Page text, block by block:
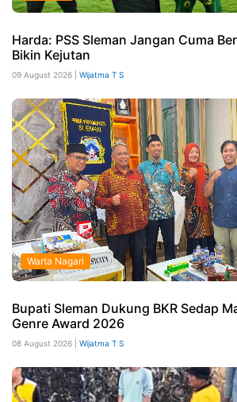
Harda: PSS Sleman Jangan Cuma
Bikin Kejutan
09 August 2026 | Wijatma T S
Warta Nagari
Bupati Sleman Dukung BKR Sedap
Genre Award 2026
08 August 2026 | Wijatma T S